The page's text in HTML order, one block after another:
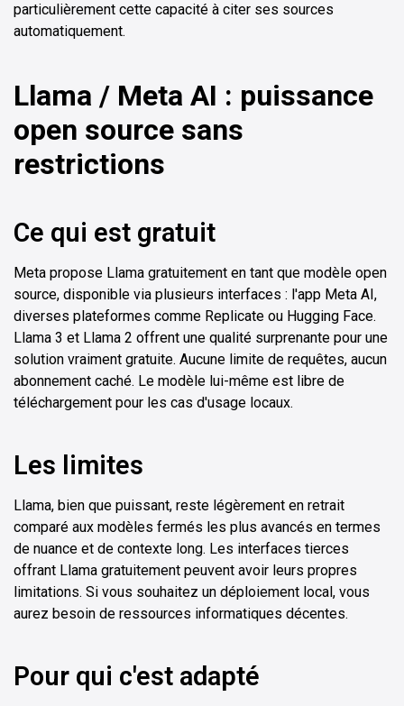
particulièrement cette capacité à citer ses sources
automatiquement.
Llama / Meta AI : puissance
open source sans
restrictions
Ce qui est gratuit
Meta propose Llama gratuitement en tant que modèle open
source, disponible via plusieurs interfaces : l'app Meta AI,
diverses plateformes comme Replicate ou Hugging Face.
Llama 3 et Llama 2 offrent une qualité surprenante pour une
solution vraiment gratuite. Aucune limite de requêtes, aucun
abonnement caché. Le modèle lui-même est libre de
téléchargement pour les cas d'usage locaux.
Les limites
Llama, bien que puissant, reste légèrement en retrait
comparé aux modèles fermés les plus avancés en termes
de nuance et de contexte long. Les interfaces tierces
offrant Llama gratuitement peuvent avoir leurs propres
limitations. Si vous souhaitez un déploiement local, vous
aurez besoin de ressources informatiques décentes.
Pour qui c'est adapté